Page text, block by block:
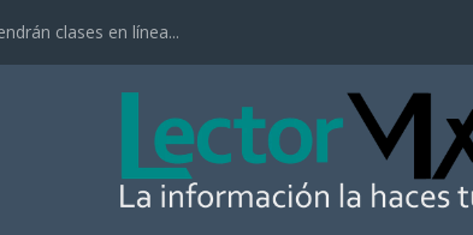
clases en línea...